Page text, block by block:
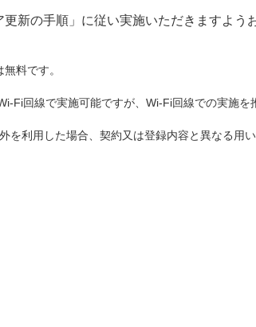
更新の手順」 に従い実施いただきますよう
料です。
Fi回線で実施可能ですが、Wi-Fi回線での実施を
を利用した場合、契約又は登録内容と異なる用